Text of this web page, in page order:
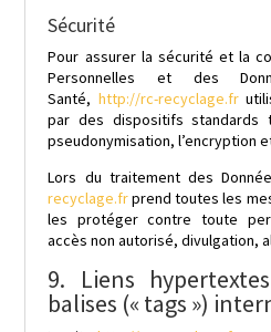
Sécurité
Pour assurer la sécurité et la
Personnelles et des
Santé, http://rc-recyclage.fr
par des dispositifs standards
pseudonymisation, l’encryption
Lors du traitement des
recyclage.frprend toutes les
les protéger contre toute
accès non autorisé, divulgation,
9. Liens
balises (« tags »)